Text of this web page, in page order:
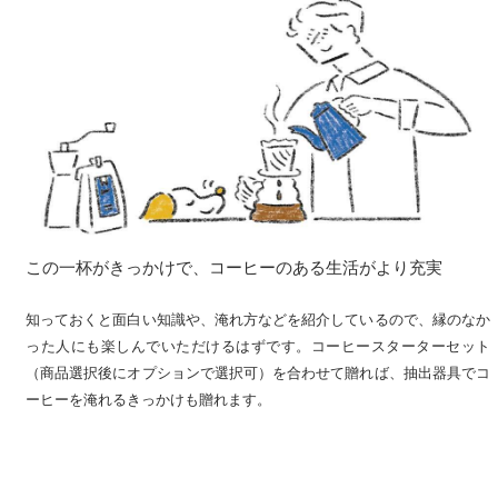
この一杯がきっかけで、コーヒーのある生活がより充実
知っておくと面白い知識や、淹れ方などを紹介しているので、縁のなか
った人にも楽しんでいただけるはずです。コーヒースターターセット
（商品選択後にオプションで選択可）を合わせて贈れば、抽出器具でコ
ーヒーを淹れるきっかけも贈れます。